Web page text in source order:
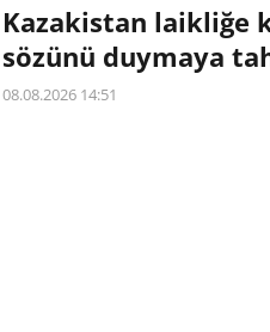
Kazakistan laikliğe
sözünü duymaya
08.08.2026 14:51